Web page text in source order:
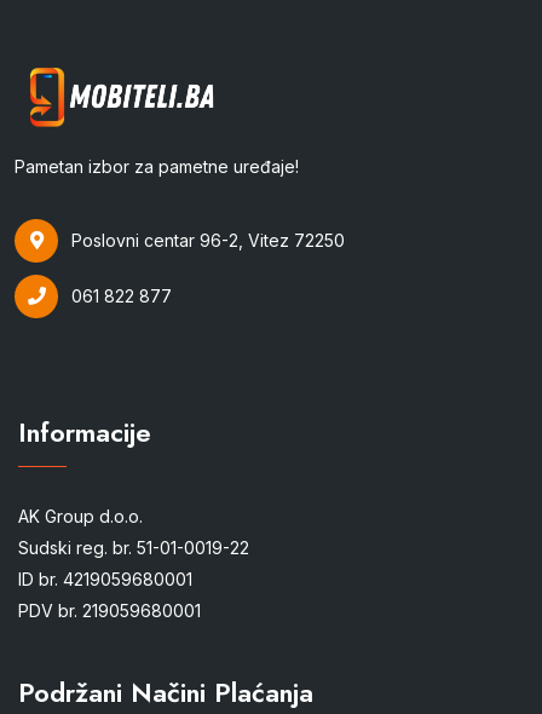
Pametan izbor za pametne uređaje!
Poslovni centar 96-2, Vitez 72250
061 822 877
Informacije
AK Group d.o.o.
Sudski reg. br. 51-01-0019-22
ID br. 4219059680001
PDV br. 219059680001
Podržani Načini Plaćanja